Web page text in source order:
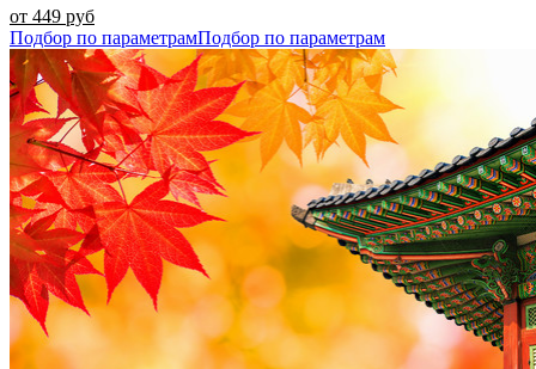
от 449 руб
Подбор по параметрамПодбор по параметрам